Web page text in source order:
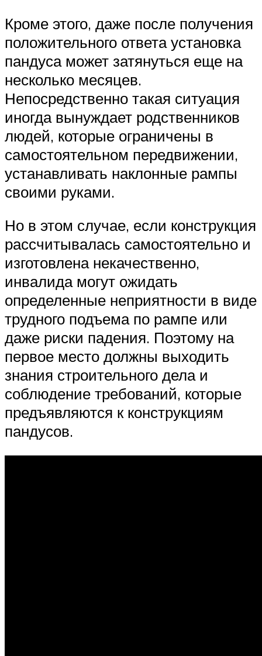
Кроме этого, даже после получения
положительного ответа установка
пандуса может затянуться еще на
несколько месяцев.
Непосредственно такая ситуация
иногда вынуждает родственников
людей, которые ограничены в
самостоятельном передвижении,
устанавливать наклонные рампы
своими руками.
Но в этом случае, если конструкция
рассчитывалась самостоятельно и
изготовлена некачественно,
инвалида могут ожидать
определенные неприятности в виде
трудного подъема по рампе или
даже риски падения. Поэтому на
первое место должны выходить
знания строительного дела и
соблюдение требований, которые
предъявляются к конструкциям
пандусов.